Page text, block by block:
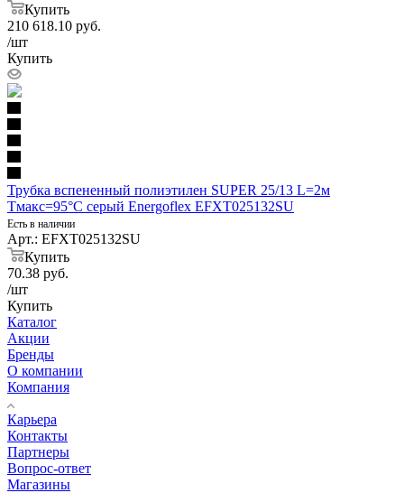
Купить
210 618.10 руб.
/шт
Купить
Трубка вспененный полиэтилен SUPER 25/13 L=2м
Тмакс=95°C серый Energoflex EFXT025132SU
Есть в наличии
Арт.: EFXT025132SU
Купить
70.38 руб.
/шт
Купить
Каталог
Акции
Бренды
О компании
Компания
Карьера
Контакты
Партнеры
Вопрос-ответ
Магазины